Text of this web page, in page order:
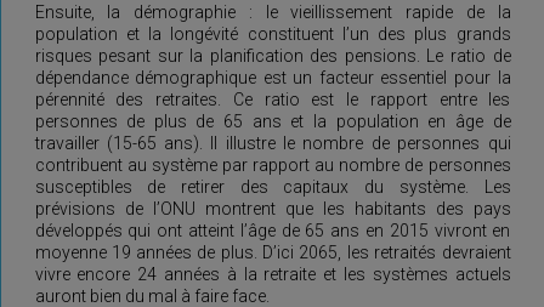
Ensuite, la démographie : le vieillissement rapide de la
population et la longévité constituent l’un des plus grands
risques pesant sur la planification des pensions. Le ratio de
dépendance démographique est un facteur essentiel pour la
pérennité des retraites. Ce ratio est le rapport entre les
personnes de plus de 65 ans et la population en âge de
travailler (15-65 ans). Il illustre le nombre de personnes qui
contribuent au système par rapport au nombre de personnes
susceptibles de retirer des capitaux du système. Les
prévisions de l’ONU montrent que les habitants des pays
développés qui ont atteint l’âge de 65 ans en 2015 vivront en
moyenne 19 années de plus. D’ici 2065, les retraités devraient
vivre encore 24 années à la retraite et les systèmes actuels
auront bien du mal à faire face.